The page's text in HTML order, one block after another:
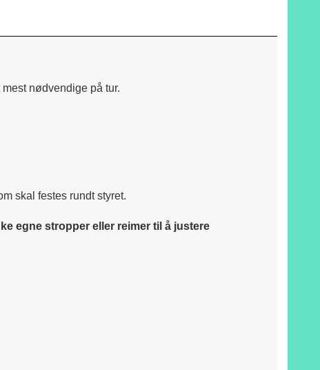
nødvendige på tur.
skal festes rundt styret.
egne stropper eller reimer til å justere